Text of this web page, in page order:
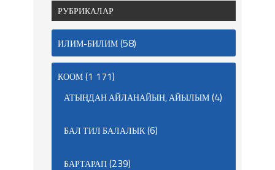
РУБРИКАЛАР
ИЛИМ-БИЛИМ(58)
КООМ(1 171)
АТЫҢДАН АЙЛАНАЙЫН, АЙЫЛЫМ(4)
БАЛ ТИЛ БАЛАЛЫК(6)
БАРТАРАП(239)